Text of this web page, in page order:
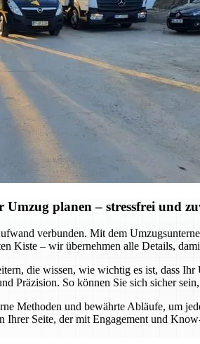
planen – stressfrei und
verbunden. Mit dem
Kiste – wir übernehmen alle Details,
die wissen, wie wichtig es ist, dass
Präzision. So können Sie sich sicher
Methoden und bewährte Abläufe, um
Ihrer Seite, der mit Engagement und